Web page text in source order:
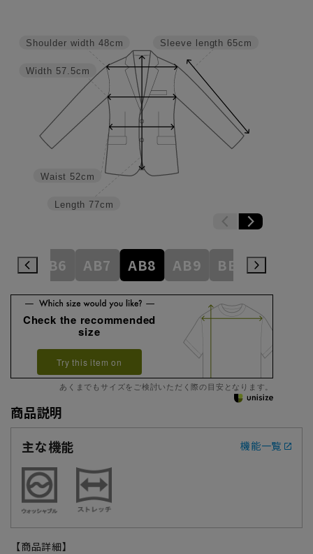
Sleeve length 65cm
Length 77cm
Waist 52cm
Width 57.5cm
Shoulder width 48cm
AB6 AB7 AB8 AB9 BE3 BE4
Check the recommended
size
Try this item on
あくまでもサイズをご検討いただく際の目安となります。
商品説明
主な機能
機能一覧
【商品詳細】